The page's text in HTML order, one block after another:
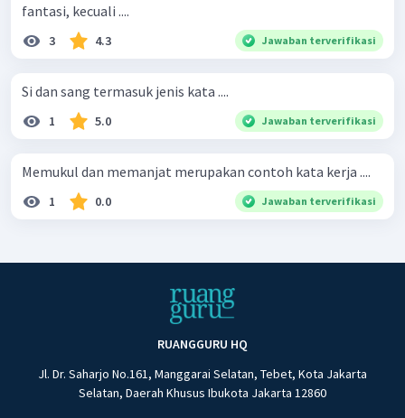
fantasi, kecuali ....
3 4.3 Jawaban terverifikasi
Si dan sang termasuk jenis kata ....
1 5.0 Jawaban terverifikasi
Memukul dan memanjat merupakan contoh kata kerja ....
1 0.0 Jawaban terverifikasi
RUANGGURU HQ
Jl. Dr. Saharjo No.161, Manggarai Selatan, Tebet, Kota Jakarta
Selatan, Daerah Khusus Ibukota Jakarta 12860